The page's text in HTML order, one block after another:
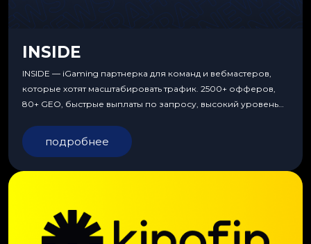
INSIDE
INSIDE — iGaming партнерка для команд и вебмастеров,
которые хотят масштабировать трафик. 2500+ офферов,
80+ GEO, быстрые выплаты по запросу, высокий уровень
подробнее